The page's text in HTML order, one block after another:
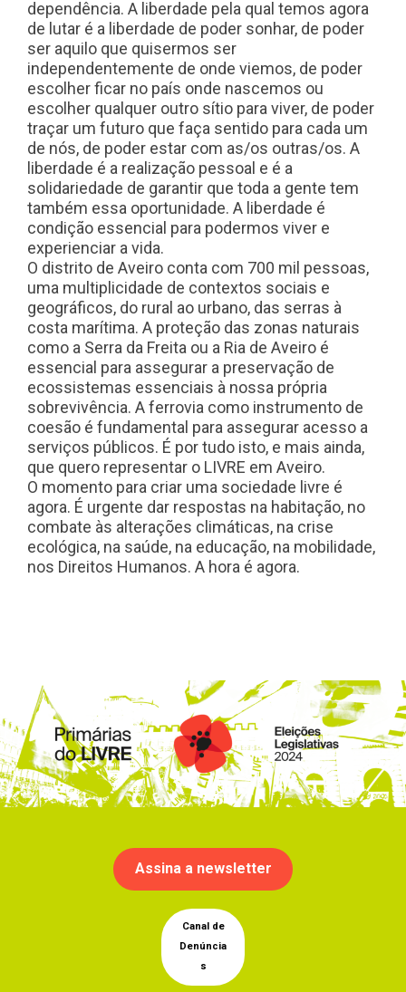
dependência. A liberdade pela qual temos agora
de lutar é a liberdade de poder sonhar, de poder
ser aquilo que quisermos ser
independentemente de onde viemos, de poder
escolher ficar no país onde nascemos ou
escolher qualquer outro sítio para viver, de poder
traçar um futuro que faça sentido para cada um
de nós, de poder estar com as/os outras/os. A
liberdade é a realização pessoal e é a
solidariedade de garantir que toda a gente tem
também essa oportunidade. A liberdade é
condição essencial para podermos viver e
experienciar a vida.
O distrito de Aveiro conta com 700 mil pessoas,
uma multiplicidade de contextos sociais e
geográficos, do rural ao urbano, das serras à
costa marítima. A proteção das zonas naturais
como a Serra da Freita ou a Ria de Aveiro é
essencial para assegurar a preservação de
ecossistemas essenciais à nossa própria
sobrevivência. A ferrovia como instrumento de
coesão é fundamental para assegurar acesso a
serviços públicos. É por tudo isto, e mais ainda,
que quero representar o LIVRE em Aveiro.
O momento para criar uma sociedade livre é
agora. É urgente dar respostas na habitação, no
combate às alterações climáticas, na crise
ecológica, na saúde, na educação, na mobilidade,
nos Direitos Humanos. A hora é agora.
Assina a newsletter
Canal de
Denúncia
s